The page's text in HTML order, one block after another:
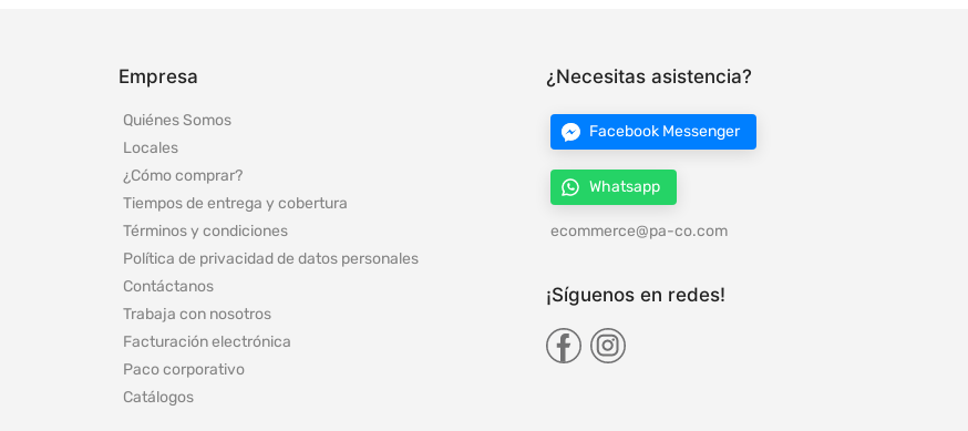
Empresa
Quiénes Somos
Locales
¿Cómo comprar?
Tiempos de entrega y cobertura
Términos y condiciones
Política de privacidad de datos personales
Contáctanos
Trabaja con nosotros
Facturación electrónica
Paco corporativo
Catálogos
¿Necesitas asistencia?
Facebook Messenger
Whatsapp
ecommerce@pa-co.com
¡Síguenos en redes!